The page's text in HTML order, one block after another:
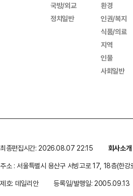
국방/외교
정치일반
환경
인권/복지
식품/의료
지역
인물
사회일반
최종편집시간: 2026.08.07 22:15 회사소개
주소 : 서울특별시 용산구 서빙고로 17, 18층(한
제호: 데일리안
등록일/발행일: 2005.09.13